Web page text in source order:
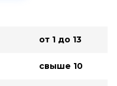
от 1 до 13
свыше 10